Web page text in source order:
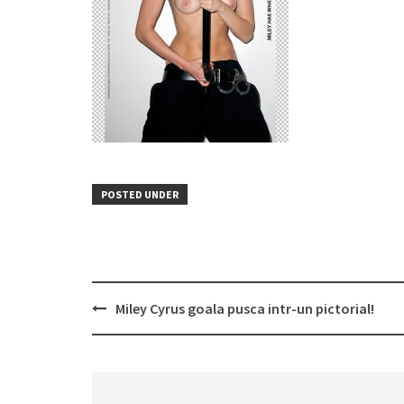
POSTED UNDER
PostMiley Cyrus goala pusca intr-un pictorial!